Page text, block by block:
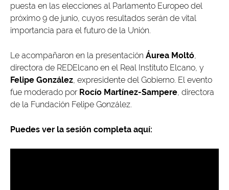
puesta en las elecciones al Parlamento Europeo del
próximo 9 de junio, cuyos resultados serán de vital
importancia para el futuro de la Unión.
Le acompañaron en la presentación Áurea Moltó
directora de REDElcano en el Real Instituto Elcano, y
Felipe González , expresidente del Gobierno. El evento
fue moderado por Rocío Martínez-Sampere , directora
de la Fundación Felipe González.
Puedes ver la sesión completa aquí: